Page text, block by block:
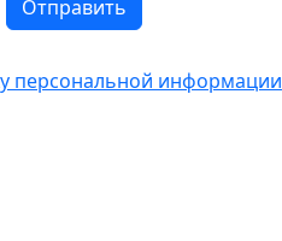
Отправить
персональной информации